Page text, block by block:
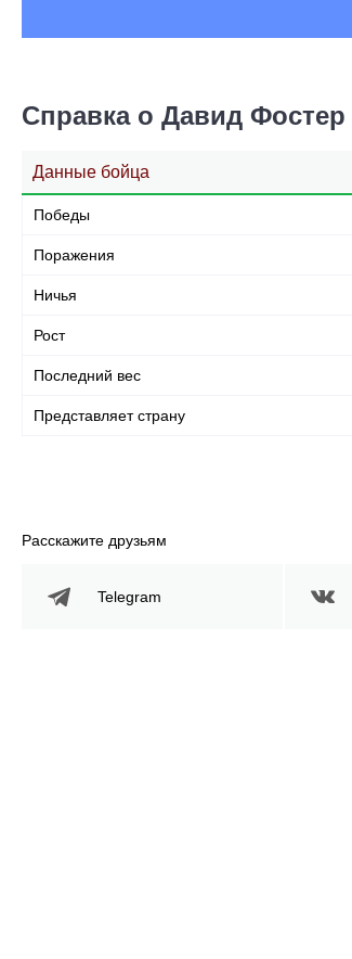
Справка о Давид Фостер
Данные бойца
Победы
Поражения
Ничья
Рост
Последний вес
Представляет страну
Расскажите друзьям
Telegram